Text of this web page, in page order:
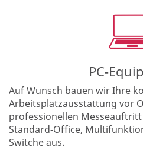
PC-
Auf Wunsch bauen wir Ihre
Arbeitsplatzausstattung vor
professionellen
Standard-Office,
Switche aus.